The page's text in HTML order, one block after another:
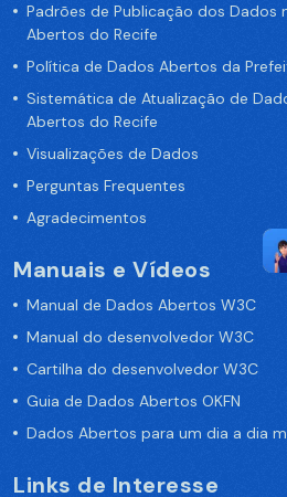
Padrões de Publicação dos Dados
Abertos do Recife
Política de Dados Abertos da
Sistemática de Atualização de
Abertos do Recife
Visualizações de Dados
Perguntas Frequentes
Agradecimentos
Manuais e Vídeos
Manual de Dados Abertos W3C
Manual do desenvolvedor W3C
Cartilha do desenvolvedor W3C
Guia de Dados Abertos OKFN
Dados Abertos para um dia a dia
Links de Interesse